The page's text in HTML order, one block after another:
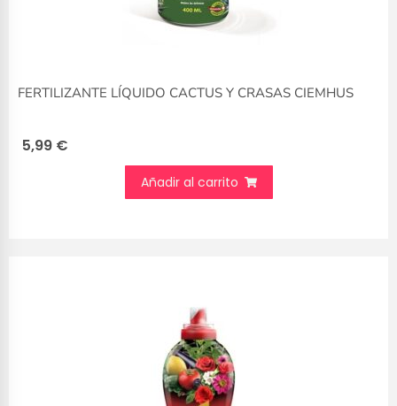
FERTILIZANTE LÍQUIDO CACTUS Y CRASAS CIEMHUS
5,99 €
Añadir al carrito